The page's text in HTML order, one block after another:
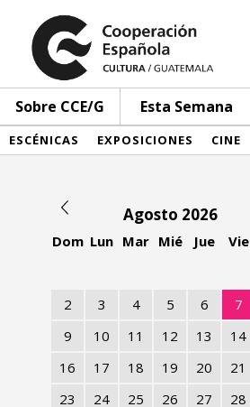
Sobre CCE/G Esta Semana
ESCÉNICAS EXPOSICIONES CINE
Agosto 2026
Dom Lun Mar Mié Jue Vie
2
3 4 5 6 7
9
10 11 12 13 14
16
17 18 19 20 21
23
24 25 26 27 28